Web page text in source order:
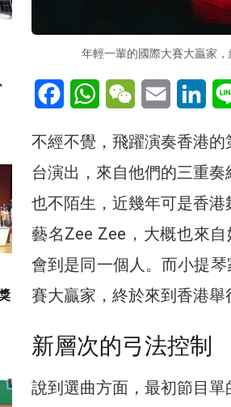
年輕一輩的國際大賽大贏家
FacebookWhatsAppWeChatEmail
不經不覺，飛躍演奏香港
台演出，來自他們的三重
也不陌生，近幾年可是香
藝名Zee Zee，大概也來
會到是同一個人。而小提
賽大贏家，終於來到香港舉
新層次的弓法控制
說到選曲方面，最初節目